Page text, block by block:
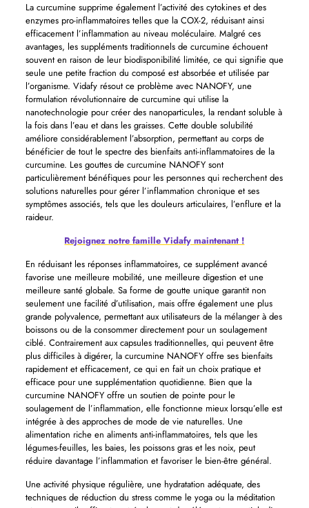
La curcumine supprime également l’activité des cytokines et des
enzymes pro-inflammatoires telles que la COX-2, réduisant ainsi
efficacement l’inflammation au niveau moléculaire. Malgré ces
avantages, les suppléments traditionnels de curcumine échouent
souvent en raison de leur biodisponibilité limitée, ce qui signifie que
seule une petite fraction du composé est absorbée et utilisée par
l’organisme. Vidafy résout ce problème avec NANOFY, une
formulation révolutionnaire de curcumine qui utilise la
nanotechnologie pour créer des nanoparticules, la rendant soluble à
la fois dans l’eau et dans les graisses. Cette double solubilité
améliore considérablement l’absorption, permettant au corps de
bénéficier de tout le spectre des bienfaits anti-inflammatoires de la
curcumine. Les gouttes de curcumine NANOFY sont
particulièrement bénéfiques pour les personnes qui recherchent des
solutions naturelles pour gérer l’inflammation chronique et ses
symptômes associés, tels que les douleurs articulaires, l’enflure et la
raideur.
Rejoignez notre famille Vidafy maintenant !
En réduisant les réponses inflammatoires, ce supplément avancé
favorise une meilleure mobilité, une meilleure digestion et une
meilleure santé globale. Sa forme de goutte unique garantit non
seulement une facilité d’utilisation, mais offre également une plus
grande polyvalence, permettant aux utilisateurs de la mélanger à des
boissons ou de la consommer directement pour un soulagement
ciblé. Contrairement aux capsules traditionnelles, qui peuvent être
plus difficiles à digérer, la curcumine NANOFY offre ses bienfaits
rapidement et efficacement, ce qui en fait un choix pratique et
efficace pour une supplémentation quotidienne. Bien que la
curcumine NANOFY offre un soutien de pointe pour le
soulagement de l’inflammation, elle fonctionne mieux lorsqu’elle est
intégrée à des approches de mode de vie naturelles. Une
alimentation riche en aliments anti-inflammatoires, tels que les
légumes-feuilles, les baies, les poissons gras et les noix, peut
réduire davantage l’inflammation et favoriser le bien-être général.
Une activité physique régulière, une hydratation adéquate, des
techniques de réduction du stress comme le yoga ou la méditation